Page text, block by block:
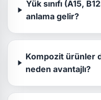
Yük sınıfı (A15,
anlama gelir?
Kompozit ürünler
neden avantajlı?